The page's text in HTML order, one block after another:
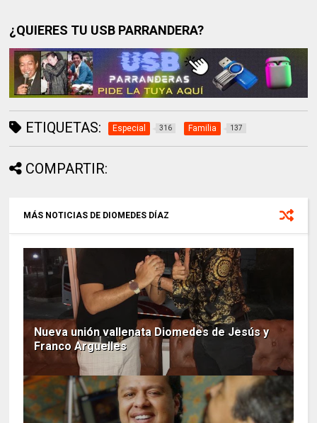
¿QUIERES TU USB PARRANDERA?
ETIQUETAS: Especial 316 Familia 137
COMPARTIR:
MÁS NOTICIAS DE DIOMEDES DÍAZ
Nueva unión vallenata Diomedes de Jesús y
Franco Arguelles